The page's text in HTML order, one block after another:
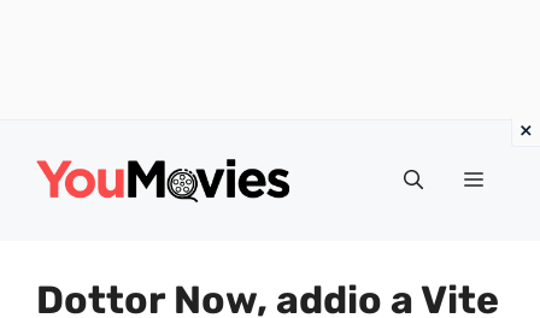
Menu
Dottor Now, addio a Vite